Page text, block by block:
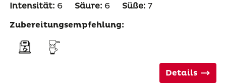
Intensität: 6 Säure: 6 Süße: 7
Zubereitungsempfehlung:
Details